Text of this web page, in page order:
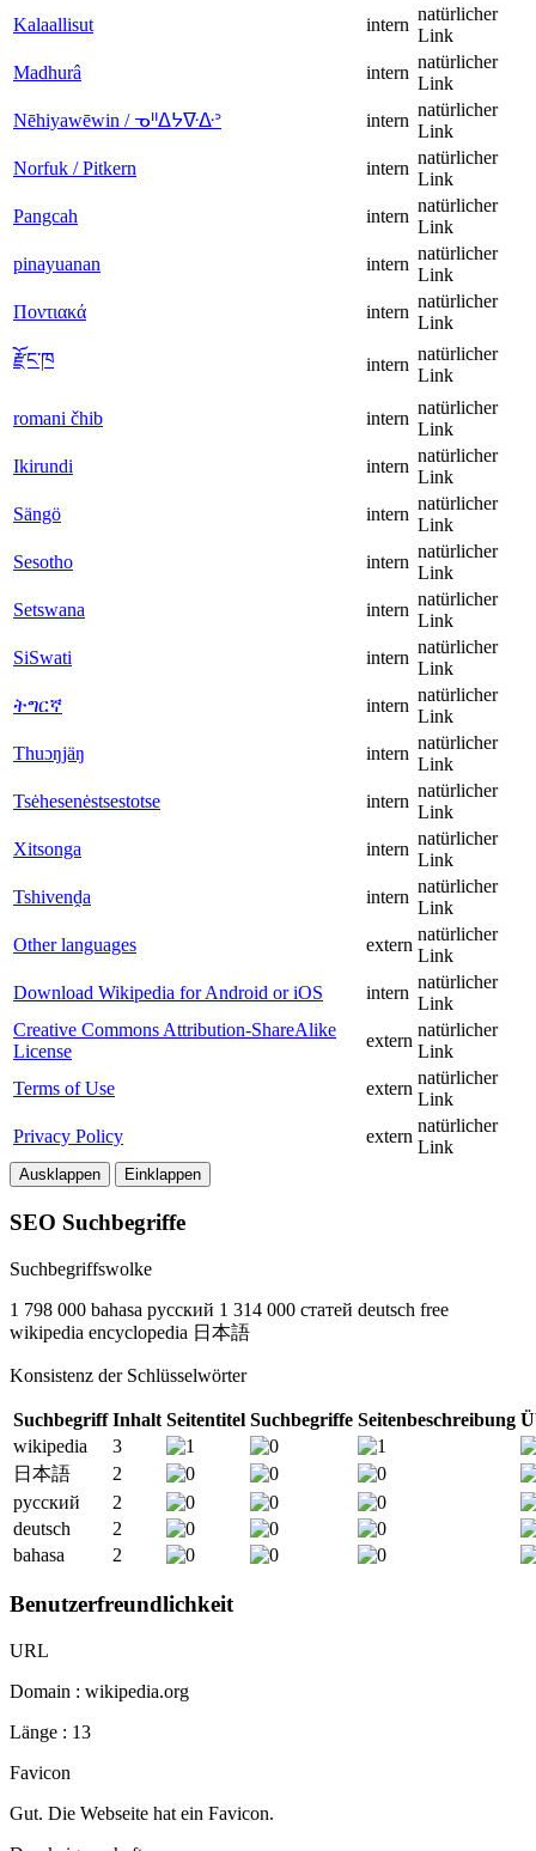
Kalaallisut
intern
natürlicher
Link
Madhurâ
intern
natürlicher
Link
Nēhiyawēwin / ᓀᐦᐃᔭᐍᐏᐣ
intern
natürlicher
Link
Norfuk / Pitkern
intern
natürlicher
Link
Pangcah
intern
natürlicher
Link
pinayuanan
intern
natürlicher
Link
Ποντιακά
intern
natürlicher
Link
རྫོང་ཁ
intern
natürlicher
Link
romani čhib intern
natürlicher
Link
Ikirundi
intern
natürlicher
Link
Sängö
intern
natürlicher
Link
Sesotho
intern
natürlicher
Link
Setswana
intern
natürlicher
Link
SiSwati
intern
natürlicher
Link
ትግርኛ
intern
natürlicher
Link
Thuɔŋjäŋ
intern
natürlicher
Link
Tsėhesenėstsestotse
intern
natürlicher
Link
Xitsonga
intern
natürlicher
Link
Tshivenḓa
intern
natürlicher
Link
Other languages
extern
natürlicher
Link
Download Wikipedia for Android or iOS
intern
natürlicher
Link
Creative Commons Attribution-ShareAlike
License
extern
natürlicher
Link
Terms of Use
extern
natürlicher
Link
Privacy Policy
extern
natürlicher
Link
Ausklappen Einklappen
SEO Suchbegriffe
Suchbegriffswolke
1 798 000 bahasa русский 1 314 000 статей deutsch free
wikipedia encyclopedia 日本語
Konsistenz der Schlüsselwörter
Suchbegriff Inhalt Seitentitel Suchbegriffe Seitenbeschreibung
wikipedia
3
日本語
2
русский
2
deutsch
2
bahasa
2
Benutzerfreundlichkeit
URL
Domain : wikipedia.org
Länge : 13
Favicon
Gut. Die Webseite hat ein Favicon.